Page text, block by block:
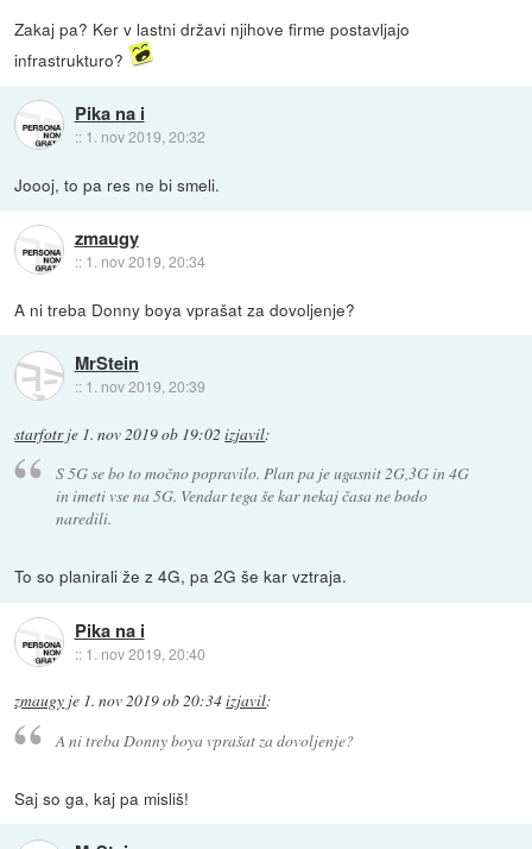
Zakaj pa? Ker v lastni državi njihove firme postavljajo
infrastrukturo?
Pika na i
:: 1. nov 2019, 20:32
Joooj, to pa res ne bi smeli.
zmaugy
:: 1. nov 2019, 20:34
A ni treba Donny boya vprašat za dovoljenje?
MrStein
:: 1. nov 2019, 20:39
starfotrje 1. nov 2019 ob 19:02 izjavil:
S 5G se bo to močno popravilo. Plan pa je ugasnit 2G,3G in 4G
in imeti vse na 5G. Vendar tega še kar nekaj časa ne bodo
naredili.
To so planirali že z 4G, pa 2G še kar vztraja.
Pika na i
:: 1. nov 2019, 20:40
zmaugy je 1. nov 2019 ob 20:34izjavil:
A ni treba Donny boya vprašat za dovoljenje?
Saj so ga, kaj pa misliš!